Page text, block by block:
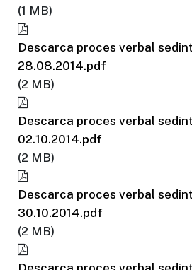
(1 MB)
Descarca proces verbal
28.08.2014.pdf
(2 MB)
Descarca proces verbal
02.10.2014.pdf
(2 MB)
Descarca proces verbal
30.10.2014.pdf
(2 MB)